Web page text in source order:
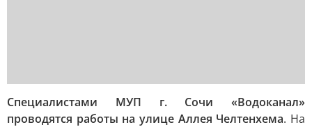
Специалистами МУП г. Сочи «Водоканал»
проводятся работы на улице Аллея Челтенхема. На